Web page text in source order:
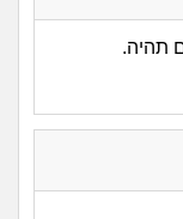
תהיה.